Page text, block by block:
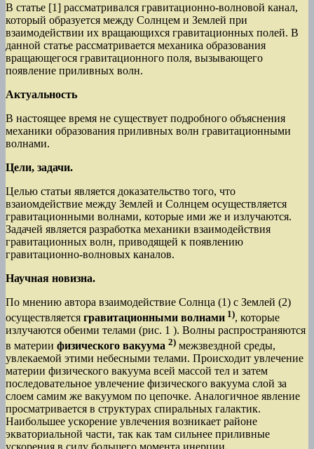
В статье [1] рассматривался гравитационно-волновой канал,
который образуется между Солнцем и Землей при
взаимодействии их вращающихся гравитационных полей. В
данной статье рассматривается механика образования
вращающегося гравитационного поля, вызывающего
появление приливных волн.
Актуальность
В настоящее время не существует подробного объяснения
механики образования приливных волн гравитационными
волнами.
Цели, задачи.
Целью статьи является доказательство того, что
взаиомдействие между Землей и Солнцем осуществляется
гравитационными волнами, которые ими же и излучаются.
Задачей является разработка механики взаимодействия
гравитационных волн, приводящей к появлению
гравитационно-волновых каналов.
Научная новизна.
По мнению автора взаимодействие Солнца (1) с Землей (2)
осуществляется гравитационными волнами 1), которые
излучаются обеими телами (рис. 1 ). Волны распространяются
в материи физического вакуума 2) межзвездной среды,
увлекаемой этими небесными телами. Происходит увлечение
материи физического вакуума всей массой тел и затем
последовательное увлечение физического вакуума слой за
слоем самим же вакуумом по цепочке. Аналогичное явление
просматривается в структурах спиральных галактик.
Наибольшее ускорение увлечения возникает районе
экваториальной части, так как там сильнее приливные